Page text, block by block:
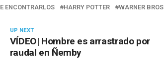
ENCONTRARLOS HARRY POTTER WARNER BROS
UP NEXT
VÍDEO| Hombre es arrastrado por
raudal en Ñemby